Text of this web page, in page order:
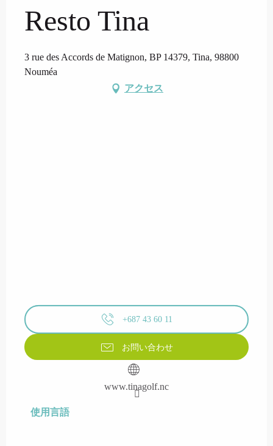
Resto Tina
3 rue des Accords de Matignon, BP 14379, Tina, 98800
Nouméa
アクセス
+687 43 60 11
お問い合わせ
www.tinagolf.nc
使用言語
使用言語